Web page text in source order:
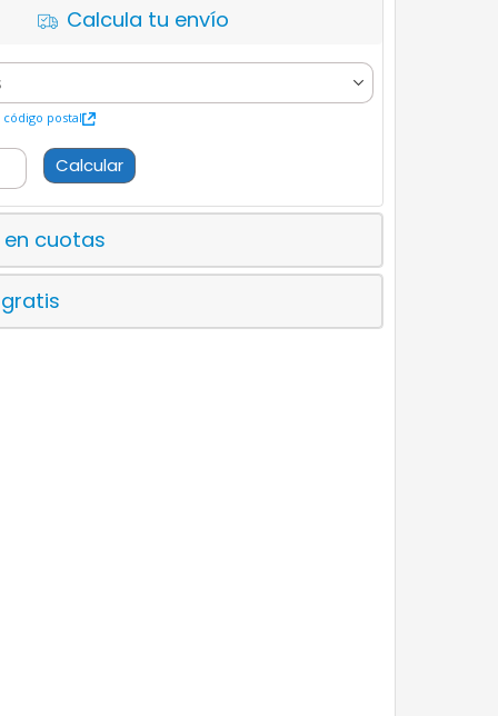
Calcula tu envío
postal
Calcular
en cuotas